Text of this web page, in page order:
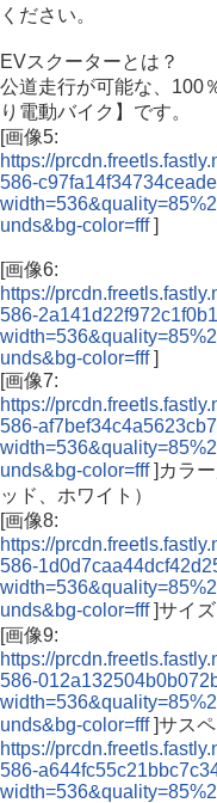
ください。
EVスクーターとは？
公道走行が可能な、100
り電動バイク】です。
[画像5:
https://
586-
unds&bg-color=fff]
[画像6:
https://
586-
unds&bg-color=fff]
[画像7:
https://
586-
unds&bg-color=fff]カラー
ッド、ホワイト）
[画像8:
https://
586-
unds&bg-color=fff]サイズ
[画像9:
https://
586-
unds&bg-color=fff]サスペ
https://
586-